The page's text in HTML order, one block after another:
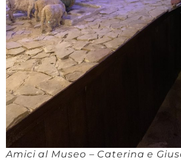
Amici al Museo – Caterina e